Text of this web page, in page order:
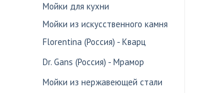
Мойки для кухни
Мойки из искусственного камня
Florentina (Россия) - Кварц
Dr. Gans (Россия) - Мрамор
Мойки из нержавеющей стали